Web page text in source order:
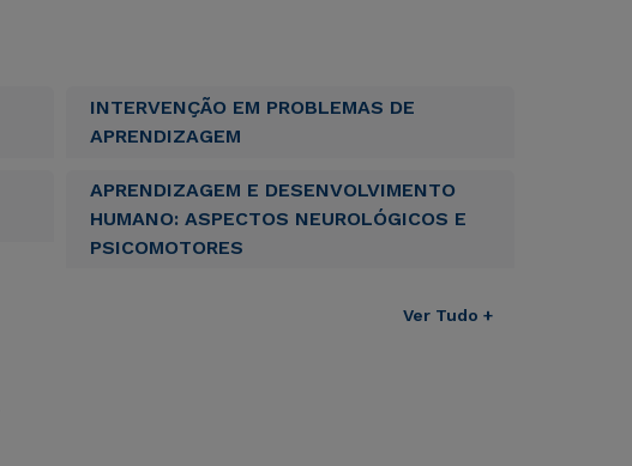
INTERVENÇÃO EM PROBLEMAS DE
APRENDIZAGEM
APRENDIZAGEM E DESENVOLVIMENTO
HUMANO: ASPECTOS NEUROLÓGICOS E
PSICOMOTORES
Ver Tudo +